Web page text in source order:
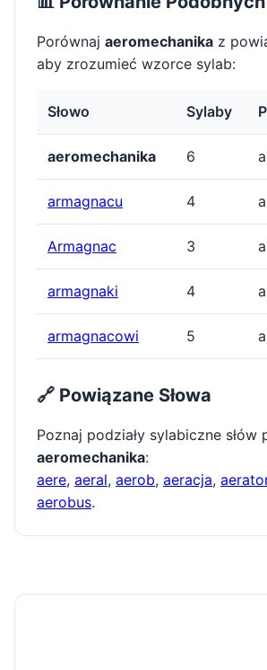
Porównaj aeromechanika z
aby zrozumieć wzorce sylab:
Słowo Sylaby
aeromechanika 6
armagnacu 4
Armagnac 3
armagnaki 4
armagnacowi 5
🔗 Powiązane Słowa
Poznaj podziały sylabiczne słów
aeromechanika:
aere, aeral, aerob, aeracja,
aerobus.